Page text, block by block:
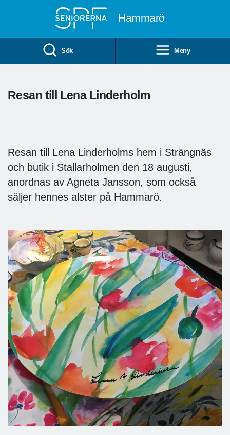
Hammarö
Sök Meny
Resan till Lena Linderholm
Resan till Lena Linderholms hem i Strängnäs
och butik i Stallarholmen den 18 augusti,
anordnas av Agneta Jansson, som också
säljer hennes alster på Hammarö.